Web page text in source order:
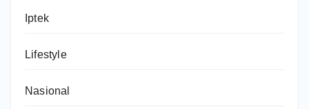
Iptek
Lifestyle
Nasional